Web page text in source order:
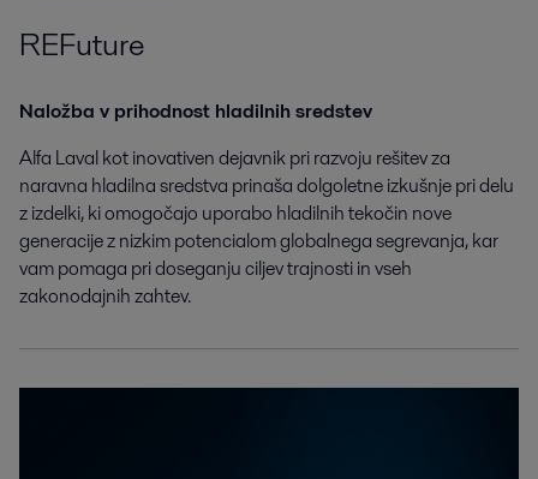
REFuture
Naložba v prihodnost hladilnih sredstev
Alfa Laval kot inovativen dejavnik pri razvoju rešitev za
naravna hladilna sredstva prinaša dolgoletne izkušnje pri delu
z izdelki, ki omogočajo uporabo hladilnih tekočin nove
generacije z nizkim potencialom globalnega segrevanja, kar
vam pomaga pri doseganju ciljev trajnosti in vseh
zakonodajnih zahtev.